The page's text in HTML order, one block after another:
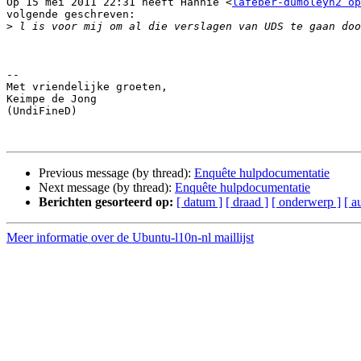
volgende geschreven:
>
--
Met vriendelijke groeten,
Keimpe de Jong
(UndiFineD)
Previous message (by thread): Enquête hulpdocumentatie
Next message (by thread): Enquête hulpdocumentatie
Berichten gesorteerd op: [ datum ] [ draad ] [ onderwerp ] [
Meer informatie over de Ubuntu-l10n-nl maillijst